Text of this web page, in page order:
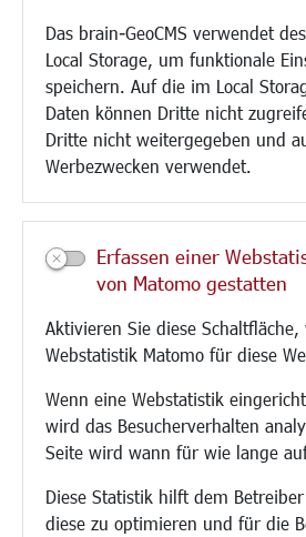
Das brain-GeoCMS verwendet
Local Storage, um funktionale
speichern. Auf die im Local
Daten können Dritte nicht
Dritte nicht weitergegeben und
Werbezwecken verwendet.
Erfassen einer
von Matomo gestatten
Aktivieren Sie diese
Webstatistik Matomo für diese
Wenn eine Webstatistik
wird das Besucherverhalten
Seite wird wann für wie lange
Diese Statistik hilft dem
diese zu optimieren und für die
Verkehr/Mobilität
Glasfaserausbau
Aktuelle Baustellen
Paddelteich
CINDY S
Kultur/Freizeit/Tourismus
Veranstaltungen
Neue Stadthalle Langen
Bäder
Musikschule
Stadtbücherei
Stadtarchiv
Museen
Hotels/Unterkünfte
Gastronomie